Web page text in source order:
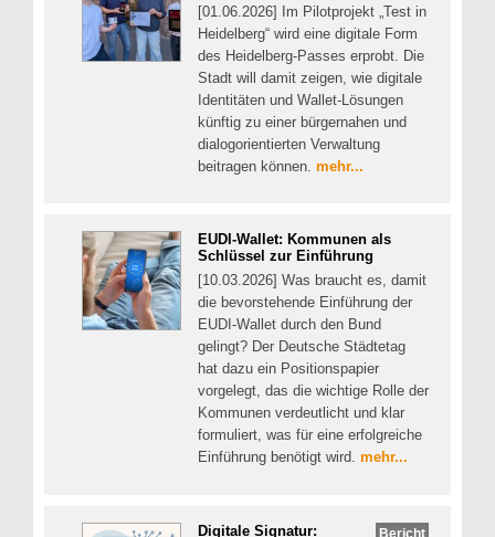
[01.06.2026] Im Pilotprojekt „Test in
Heidelberg“ wird eine digitale Form
des Heidelberg-Passes erprobt. Die
Stadt will damit zeigen, wie digitale
Identitäten und Wallet‑Lösungen
künftig zu einer bürgernahen und
dialogorientierten Verwaltung
beitragen können. mehr...
EUDI-Wallet: Kommunen als
Schlüssel zur Einführung
[10.03.2026] Was braucht es, damit
die bevorstehende Einführung der
EUDI-Wallet durch den Bund
gelingt? Der Deutsche Städtetag
hat dazu ein Positionspapier
vorgelegt, das die wichtige Rolle der
Kommunen verdeutlicht und klar
formuliert, was für eine erfolgreiche
Einführung benötigt wird. mehr...
Bericht
Digitale Signatur: